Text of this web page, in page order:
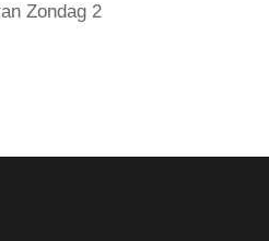
Zondag 2